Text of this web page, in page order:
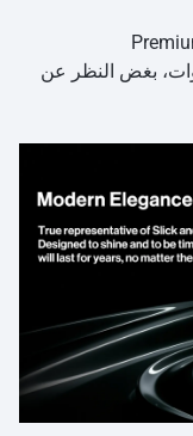
بغض النظر عن